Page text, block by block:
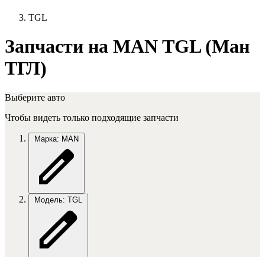
TGL
Запчасти на MAN TGL (Ман
ТГЛ)
Выберите авто
Чтобы видеть только подходящие запчасти
Марка: MAN
Модель: TGL